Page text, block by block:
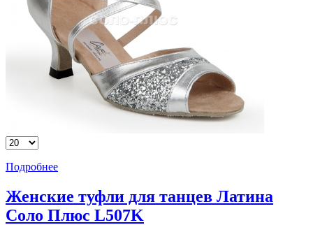
Подробнее
Женские туфли для танцев Латина
Соло Плюс L507K